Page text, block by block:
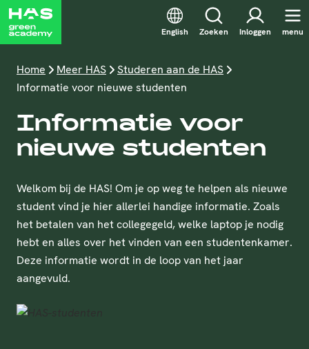
English Zoeken Inloggen menu
Home Meer HAS
Studeren aan de HAS
Informatie voor nieuwe studenten
Informatie voor
nieuwe studenten
Welkom bij de HAS! Om je op weg te helpen als nieuwe
student vind je hier allerlei handige informatie. Zoals
het betalen van het collegegeld, welke laptop je nodig
hebt en alles over het vinden van een studentenkamer.
Deze informatie wordt in de loop van het jaar
aangevuld.